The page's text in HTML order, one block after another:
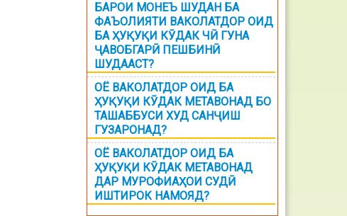
БАРОИ МОНЕЪ ШУДАН БА
ФАЪОЛИЯТИ ВАКОЛАТДОР ОИД
БА ҲУҚУҚИ КӮДАК ЧӢ ГУНА
ҶАВОБГАРӢ ПЕШБИНӢ
ШУДААСТ?
ОЁ ВАКОЛАТДОР ОИД БА
ҲУҚУҚИ КӮДАК МЕТАВОНАД БО
ТАШАББУСИ ХУД САНҶИШ
ГУЗАРОНАД?
ОЁ ВАКОЛАТДОР ОИД БА
ҲУҚУҚИ КӮДАК МЕТАВОНАД
ДАР МУРОФИАҲОИ СУДӢ
ИШТИРОК НАМОЯД?